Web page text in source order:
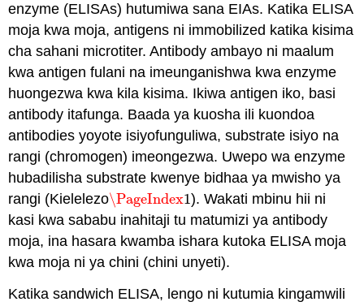
enzyme (ELISAs) hutumiwa sana EIAs. Katika ELISA
moja kwa moja, antigens ni immobilized katika kisima
cha sahani microtiter. Antibody ambayo ni maalum
kwa antigen fulani na imeunganishwa kwa enzyme
huongezwa kwa kila kisima. Ikiwa antigen iko, basi
antibody itafunga. Baada ya kuosha ili kuondoa
antibodies yoyote isiyofunguliwa, substrate isiyo na
rangi (chromogen) imeongezwa. Uwepo wa enzyme
hubadilisha substrate kwenye bidhaa ya mwisho ya
rangi (Kielelezo\PageIndex1
\PageIndex1). Wakati mbinu hii ni
kasi kwa sababu inahitaji tu matumizi ya antibody
moja, ina hasara kwamba ishara kutoka ELISA moja
kwa moja ni ya chini (chini unyeti).
Katika sandwich ELISA, lengo ni kutumia kingamwili